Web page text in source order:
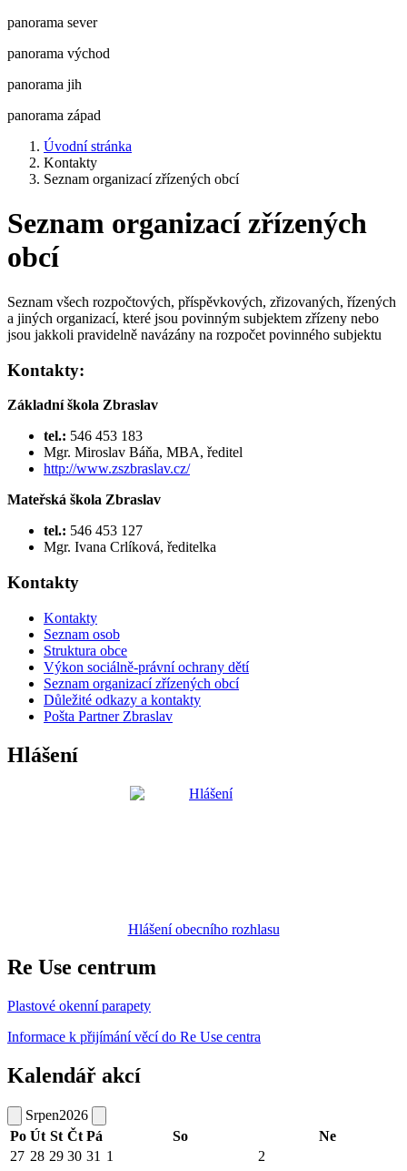
panorama sever
panorama východ
panorama jih
panorama západ
Úvodní stránka
Kontakty
Seznam organizací zřízených obcí
Seznam organizací zřízených
obcí
Seznam všech rozpočtových, příspěvkových, zřizovaných, řízených
a jiných organizací, které jsou povinným subjektem zřízeny nebo
jsou jakkoli pravidelně navázány na rozpočet povinného subjektu
Kontakty:
Základní škola Zbraslav
tel.: 546 453 183
Mgr. Miroslav Báňa, MBA, ředitel
http://www.zszbraslav.cz/
Mateřská škola Zbraslav
tel.: 546 453 127
Mgr. Ivana Crlíková, ředitelka
Kontakty
Kontakty
Seznam osob
Struktura obce
Výkon sociálně-právní ochrany dětí
Seznam organizací zřízených obcí
Důležité odkazy a kontakty
Pošta Partner Zbraslav
Hlášení
Hlášení obecního rozhlasu
Re Use centrum
Plastové okenní parapety
Informace k přijímání věcí do Re Use centra
Kalendář akcí
Srpen2026
Po Út St Čt Pá So
Ne
27 28 29 30 31 1
2